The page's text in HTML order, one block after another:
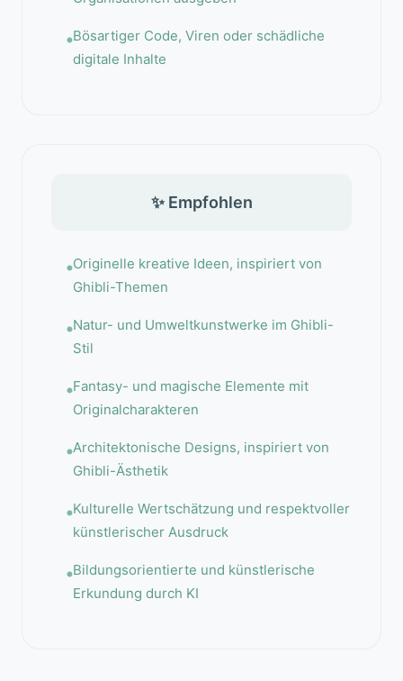
Bösartiger Code, Viren oder schädliche
digitale Inhalte
✨ Empfohlen
Originelle kreative Ideen, inspiriert von
Ghibli-Themen
Natur- und Umweltkunstwerke im Ghibli-
Stil
Fantasy- und magische Elemente mit
Originalcharakteren
Architektonische Designs, inspiriert von
Ghibli-Ästhetik
Kulturelle Wertschätzung und respektvoller
künstlerischer Ausdruck
Bildungsorientierte und künstlerische
Erkundung durch KI